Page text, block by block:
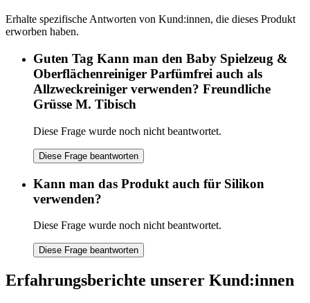
Erhalte spezifische Antworten von Kund:innen, die dieses Produkt
erworben haben.
Guten Tag Kann man den Baby Spielzeug &
Oberflächenreiniger Parfümfrei auch als
Allzweckreiniger verwenden? Freundliche
Grüsse M. Tibisch
Diese Frage wurde noch nicht beantwortet.
Diese Frage beantworten
Kann man das Produkt auch für Silikon
verwenden?
Diese Frage wurde noch nicht beantwortet.
Diese Frage beantworten
Erfahrungsberichte unserer Kund:innen